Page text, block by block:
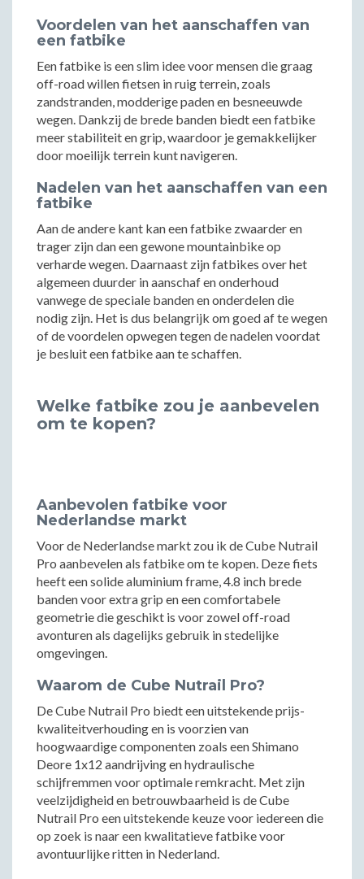
Voordelen van het aanschaffen van
een fatbike
Een fatbike is een slim idee voor mensen die graag
off-road willen fietsen in ruig terrein, zoals
zandstranden, modderige paden en besneeuwde
wegen. Dankzij de brede banden biedt een fatbike
meer stabiliteit en grip, waardoor je gemakkelijker
door moeilijk terrein kunt navigeren.
Nadelen van het aanschaffen van een
fatbike
Aan de andere kant kan een fatbike zwaarder en
trager zijn dan een gewone mountainbike op
verharde wegen. Daarnaast zijn fatbikes over het
algemeen duurder in aanschaf en onderhoud
vanwege de speciale banden en onderdelen die
nodig zijn. Het is dus belangrijk om goed af te wegen
of de voordelen opwegen tegen de nadelen voordat
je besluit een fatbike aan te schaffen.
Welke fatbike zou je aanbevelen
om te kopen?
Aanbevolen fatbike voor
Nederlandse markt
Voor de Nederlandse markt zou ik de Cube Nutrail
Pro aanbevelen als fatbike om te kopen. Deze fiets
heeft een solide aluminium frame, 4.8 inch brede
banden voor extra grip en een comfortabele
geometrie die geschikt is voor zowel off-road
avonturen als dagelijks gebruik in stedelijke
omgevingen.
Waarom de Cube Nutrail Pro?
De Cube Nutrail Pro biedt een uitstekende prijs-
kwaliteitverhouding en is voorzien van
hoogwaardige componenten zoals een Shimano
Deore 1x12 aandrijving en hydraulische
schijfremmen voor optimale remkracht. Met zijn
veelzijdigheid en betrouwbaarheid is de Cube
Nutrail Pro een uitstekende keuze voor iedereen die
op zoek is naar een kwalitatieve fatbike voor
avontuurlijke ritten in Nederland.